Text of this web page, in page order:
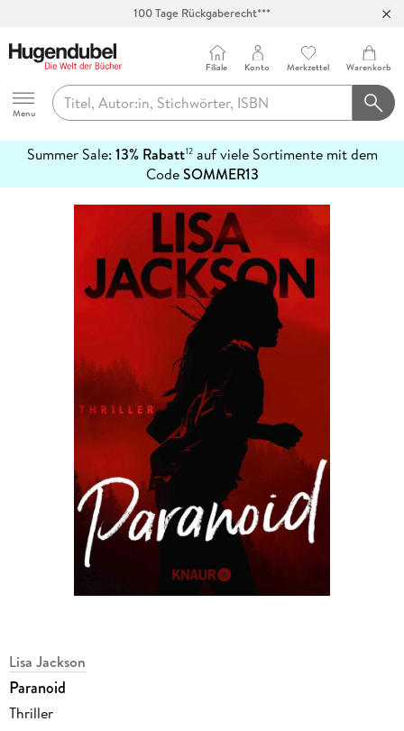
100 Tage Rückgaberecht***
Hugendubel
Menu
Filiale Konto Merkzettel Warenkorb
Summer Sale: 13% Rabatt12auf viele Sortimente mit dem
CodeSOMMER13
erfahren
Lisa Jackson
Paranoid
Thriller